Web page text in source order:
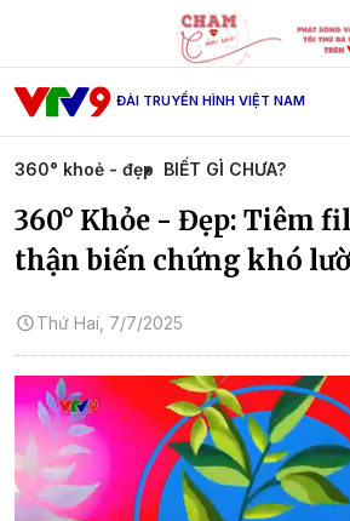
ĐÀI TRUYỀN HÌNH VIỆT NAM
360° khoẻ - đẹp BIẾT GÌ CHƯA?
360° Khỏe - Đẹp: Tiêm
thận biến chứng khó
Thứ Hai, 7/7/2025